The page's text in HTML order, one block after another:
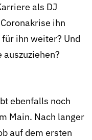
als DJ
ihn
ihn weiter? Und
ebenfalls noch
Main. Nach langer
auf dem ersten